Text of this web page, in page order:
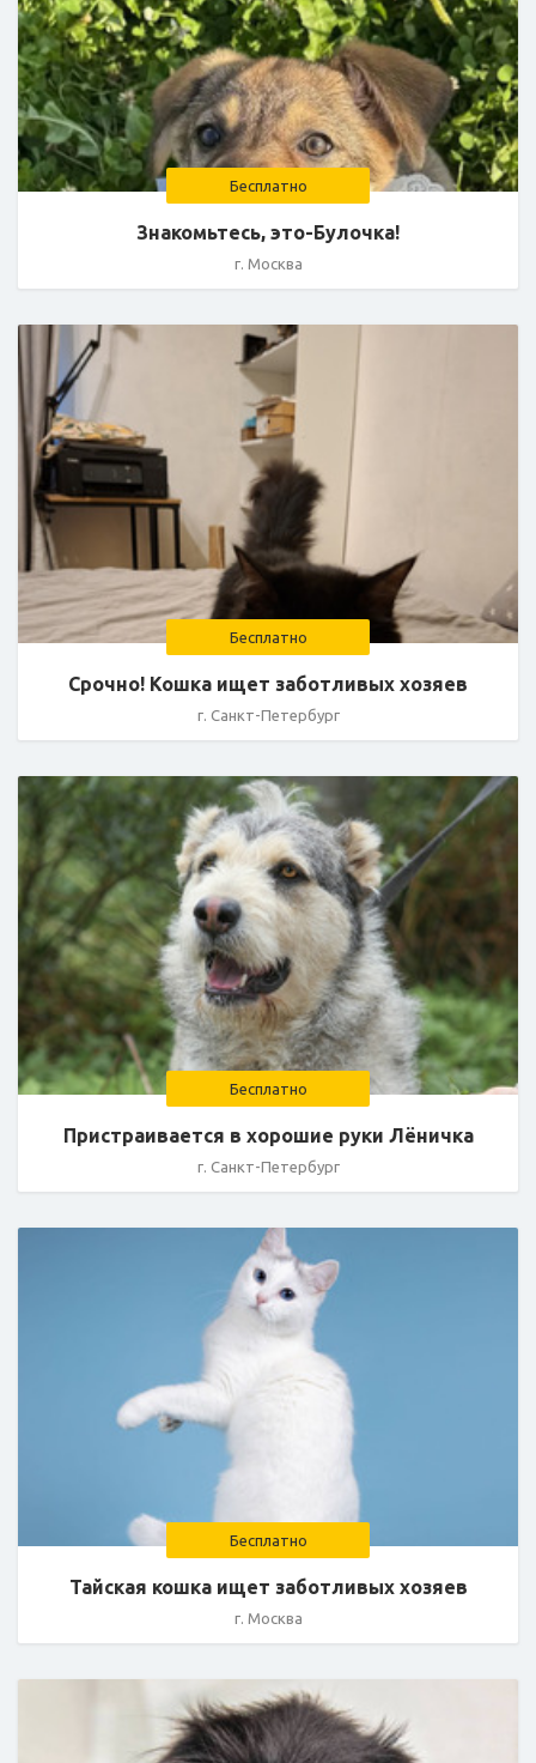
Бесплатно
Знакомьтесь, это-Булочка!
г. Москва
Бесплатно
Срочно! Кошка ищет заботливых хозяев
г. Санкт-Петербург
Бесплатно
Пристраивается в хорошие руки Лёничка
г. Санкт-Петербург
Бесплатно
Тайская кошка ищет заботливых хозяев
г. Москва